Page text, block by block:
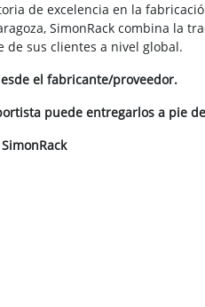
de excelencia en la
SimonRack combina la
de sus clientes a nivel global.
el fabricante/proveedor.
puede entregarlos a pie
SimonRack